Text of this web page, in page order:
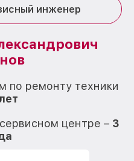
инженер
по ремонту техники
центре – 3